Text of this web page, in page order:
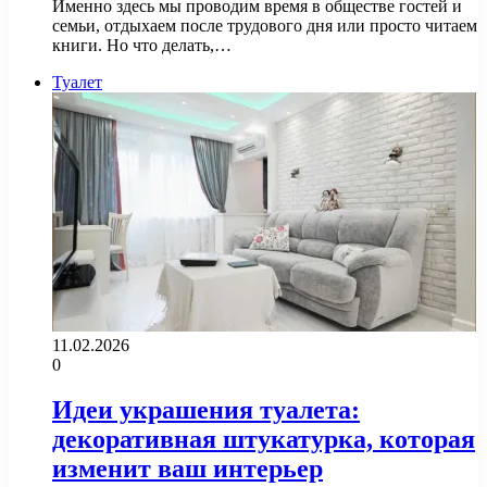
Именно здесь мы проводим время в обществе гостей и
семьи, отдыхаем после трудового дня или просто читаем
книги. Но что делать,…
Туалет
11.02.2026
0
Идеи украшения туалета:
декоративная штукатурка, которая
изменит ваш интерьер